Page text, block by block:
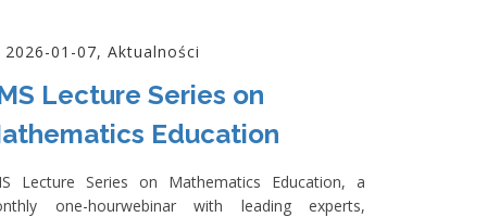
2026-01-07, Aktualności
Lecture Series on
Education
Lecture Series on Mathematics Education, a
one-hourwebinar with leading experts,